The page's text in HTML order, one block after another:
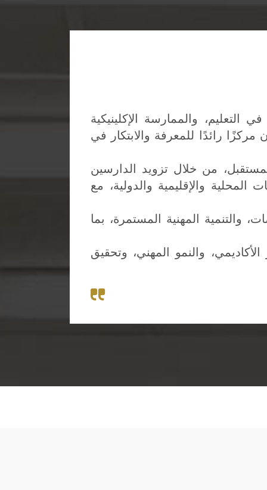
والممارسة الإكلينيكية
مركزًا رائدًا للمعرفة والابتكار في
من خلال تزويد الدارسين
والإقليمية والدولية، مع
والتنمية المهنية المستمرة، بما
والنمو المهني، وتحقيق